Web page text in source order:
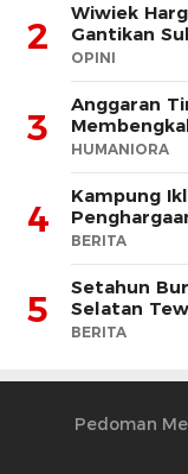
2
Wiwiek
Gantikan
OPINI
3
Anggaran
HUMANIORA
4
Kampung
BERITA
5
Setahun
Selatan
BERITA
Pedoman